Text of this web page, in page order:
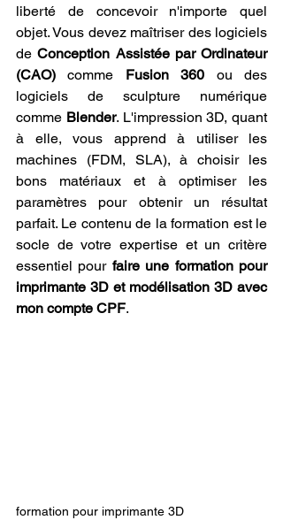
liberté de concevoir n'importe quel
objet. Vous devez maîtriser des logiciels
de Conception Assistée par Ordinateur
(CAO) comme Fusion 360 ou des
logiciels de sculpture numérique
comme Blender. L'impression 3D, quant
à elle, vous apprend à utiliser les
machines (FDM, SLA), à choisir les
bons matériaux et à optimiser les
paramètres pour obtenir un résultat
parfait. Le contenu de la formation est le
socle de votre expertise et un critère
essentiel pour faire une formation pour
imprimante 3D et modélisation 3D avec
mon compte CPF.
formation pour imprimante 3D